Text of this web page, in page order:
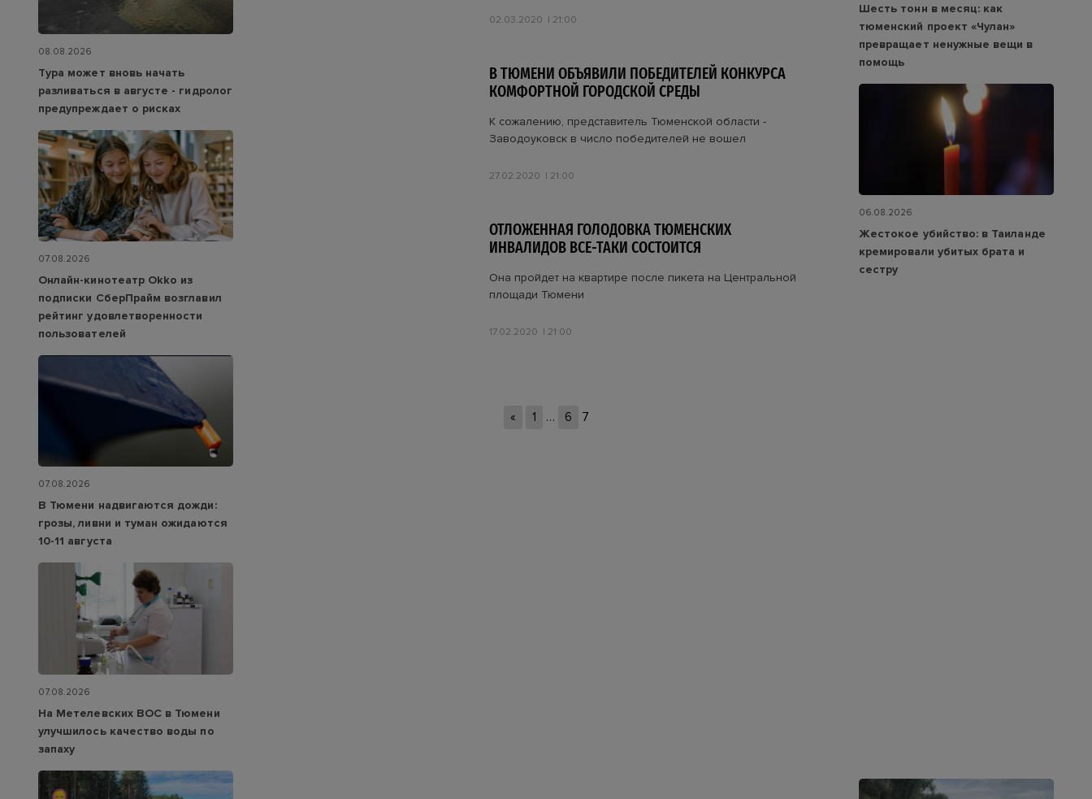
02.03.2020 21:00
В ТЮМЕНИ ОБЪЯВИЛИ ПОБЕДИТЕЛЕЙ КОНКУРСА
КОМФОРТНОЙ ГОРОДСКОЙ СРЕДЫ
К сожалению, представитель Тюменской области -
Заводоуковск в число победителей не вошел
27.02.2020 21:00
ОТЛОЖЕННАЯ ГОЛОДОВКА ТЮМЕНСКИХ
ИНВАЛИДОВ ВСЕ-ТАКИ СОСТОИТСЯ
Она пройдет на квартире после пикета на Центральной
площади Тюмени
17.02.2020 21:00
« 1 … 6 7
08.08.2026
Тура может вновь начать
разливаться в августе - гидролог
предупреждает о рисках
07.08.2026
Онлайн-кинотеатр Okko из
подписки СберПрайм возглавил
рейтинг удовлетворенности
пользователей
07.08.2026
В Тюмени надвигаются дожди:
грозы, ливни и туман ожидаются
10-11 августа
07.08.2026
На Метелевских ВОС в Тюмени
улучшилось качество воды по
запаху
Шесть тонн в месяц: как
тюменский проект «Чулан»
превращает ненужные вещи в
помощь
06.08.2026
Жестокое убийство: в Таиланде
кремировали убитых брата и
сестру